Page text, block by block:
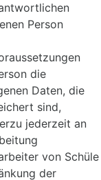
Person
die
Daten, die
sind,
jederzeit an
von Schüle
der